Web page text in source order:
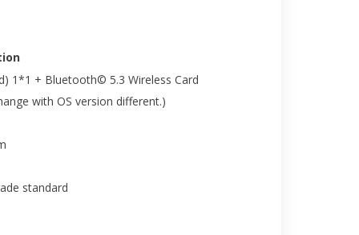
1*1 + Bluetooth© 5.3 Wireless Card
with OS version different.)
standard